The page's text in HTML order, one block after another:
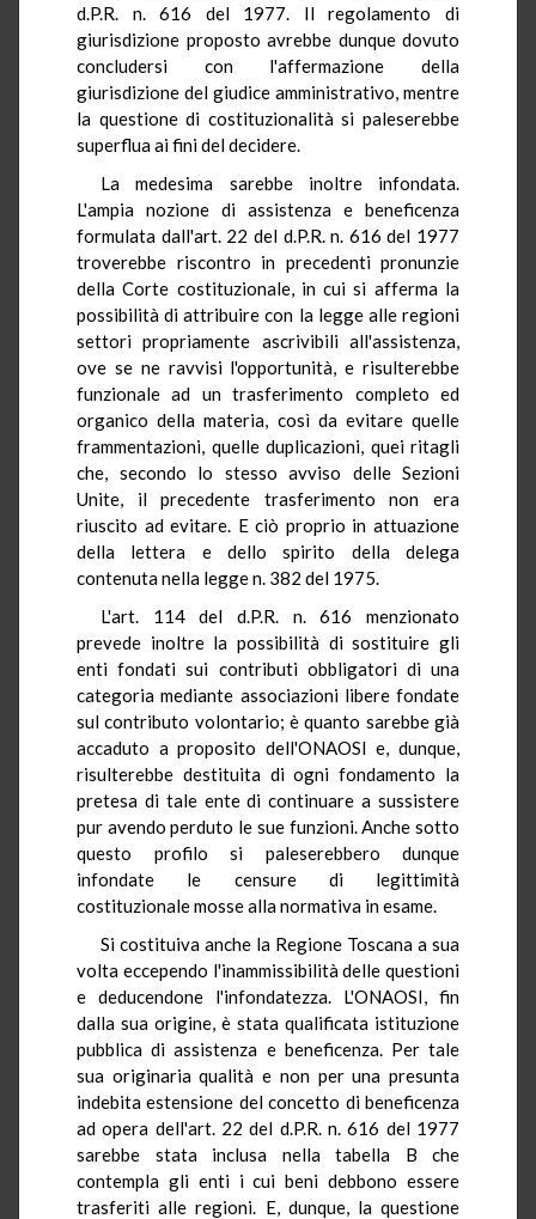
d.P.R. n. 616 del 1977. Il regolamento di
giurisdizione proposto avrebbe dunque dovuto
concludersi con l'affermazione della
giurisdizione del giudice amministrativo, mentre
la questione di costituzionalità si paleserebbe
superflua ai fini del decidere.
La medesima sarebbe inoltre infondata.
L'ampia nozione di assistenza e beneficenza
formulata dall'art. 22 del d.P.R. n. 616 del 1977
troverebbe riscontro in precedenti pronunzie
della Corte costituzionale, in cui si afferma la
possibilità di attribuire con la legge alle regioni
settori propriamente ascrivibili all'assistenza,
ove se ne ravvisi l'opportunità, e risulterebbe
funzionale ad un trasferimento completo ed
organico della materia, così da evitare quelle
frammentazioni, quelle duplicazioni, quei ritagli
che, secondo lo stesso avviso delle Sezioni
Unite, il precedente trasferimento non era
riuscito ad evitare. E ciò proprio in attuazione
della lettera e dello spirito della delega
contenuta nella legge n. 382 del 1975.
L'art. 114 del d.P.R. n. 616 menzionato
prevede inoltre la possibilità di sostituire gli
enti fondati sui contributi obbligatori di una
categoria mediante associazioni libere fondate
sul contributo volontario; è quanto sarebbe già
accaduto a proposito dell'ONAOSI e, dunque,
risulterebbe destituita di ogni fondamento la
pretesa di tale ente di continuare a sussistere
pur avendo perduto le sue funzioni. Anche sotto
questo profilo si paleserebbero dunque
infondate le censure di legittimità
costituzionale mosse alla normativa in esame.
Si costituiva anche la Regione Toscana a sua
volta eccependo l'inammissibilità delle questioni
e deducendone l'infondatezza. L'ONAOSI, fin
dalla sua origine, è stata qualificata istituzione
pubblica di assistenza e beneficenza. Per tale
sua originaria qualità e non per una presunta
indebita estensione del concetto di beneficenza
ad opera dell'art. 22 del d.P.R. n. 616 del 1977
sarebbe stata inclusa nella tabella B che
contempla gli enti i cui beni debbono essere
trasferiti alle regioni. E, dunque, la questione